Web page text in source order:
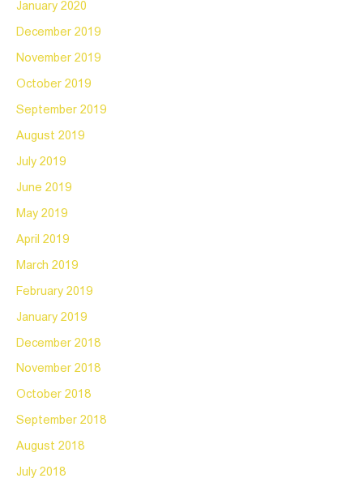
January 2020
December 2019
November 2019
October 2019
September 2019
August 2019
July 2019
June 2019
May 2019
April 2019
March 2019
February 2019
January 2019
December 2018
November 2018
October 2018
September 2018
August 2018
July 2018